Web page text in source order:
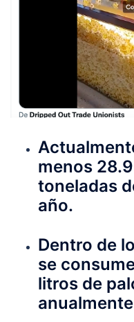
menos
toneladas
año.
Dentro de
se
litros de